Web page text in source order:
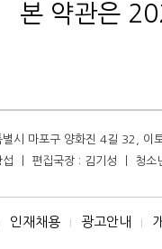
본 약관은
별시 마포구 양화진 4길 32,
섭 ㅣ 편집국장 : 김기성 ㅣ
인재채용 I 광고안내 I